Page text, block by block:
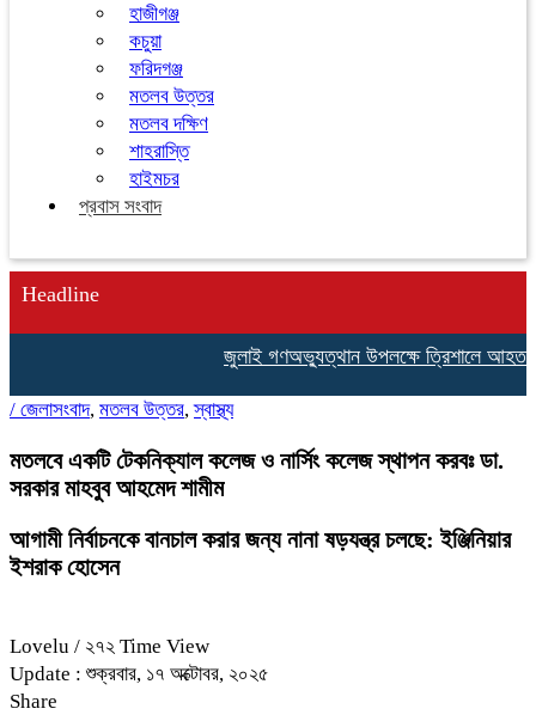
হাজীগঞ্জ
কচুয়া
ফরিদগঞ্জ
মতলব উত্তর
মতলব দক্ষিণ
শাহরাস্তি
হাইমচর
প্রবাস সংবাদ
Headline
জুলাই গণঅভ্যুত্থান উপলক্ষে ত্রিশালে আহত
/ জেলাসংবাদ, মতলব উত্তর,স্বাস্থ্য
মতলবে একটি টেকনিক্যাল কলেজ ও নার্সিং কলেজ স্থাপন করবঃ ডা.
সরকার মাহবুব আহমেদ শামীম
আগামী নির্বাচনকে বানচাল করার জন্য নানা ষড়যন্ত্র চলছে: ইঞ্জিনিয়ার
ইশরাক হোসেন
Lovelu / ২৭২ Time View
Update : শুক্রবার, ১৭ অক্টোবর, ২০২৫
Share